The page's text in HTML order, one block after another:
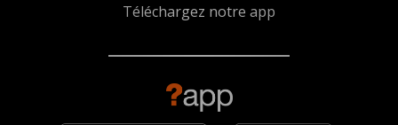
Téléchargez notre app